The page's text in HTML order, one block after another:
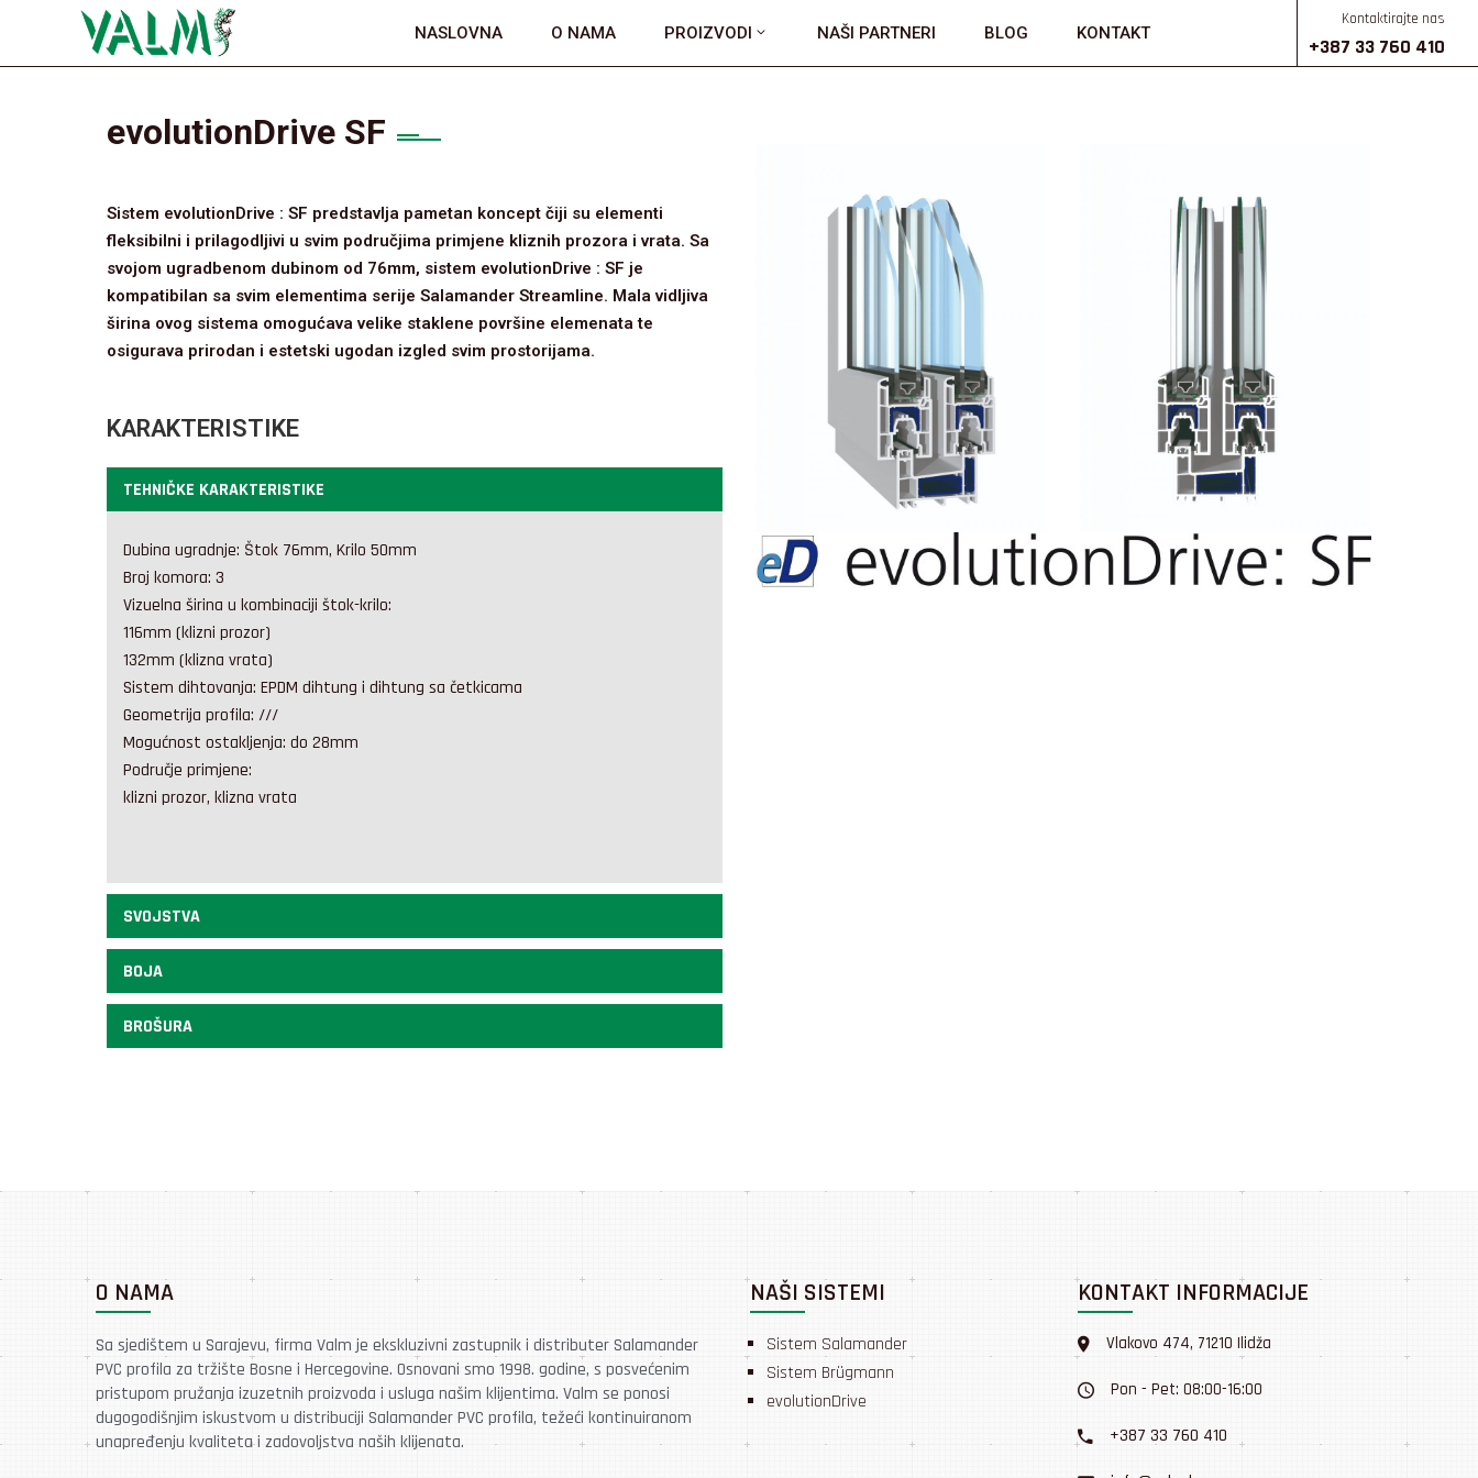
NASLOVNA O NAMA PROIZVODI NAŠI PARTNERI BLOG KONTAKT
Kontaktirajte nas
+387 33 760 410
evolutionDrive SF
Sistem evolutionDrive : SF predstavlja pametan koncept čiji su elementi
fleksibilni i prilagodljivi u svim područjima primjene kliznih prozora i vrata. Sa
svojom ugradbenom dubinom od 76mm, sistem evolutionDrive : SF je
kompatibilan sa svim elementima serije Salamander Streamline. Mala vidljiva
širina ovog sistema omogućava velike staklene površine elemenata te
osigurava prirodan i estetski ugodan izgled svim prostorijama.
KARAKTERISTIKE
TEHNIČKE KARAKTERISTIKE
Dubina ugradnje: Štok 76mm, Krilo 50mm
Broj komora: 3
Vizuelna širina u kombinaciji štok-krilo:
116mm (klizni prozor)
132mm (klizna vrata)
Sistem dihtovanja: EPDM dihtung i dihtung sa četkicama
Geometrija profila: ///
Mogućnost ostakljenja: do 28mm
Područje primjene:
klizni prozor, klizna vrata
SVOJSTVA
BOJA
BROŠURA
O NAMA
Sa sjedištem u Sarajevu, firma Valm je ekskluzivni zastupnik i distributer Salamander
PVC profila za tržište Bosne i Hercegovine. Osnovani smo 1998. godine, s posvećenim
pristupom pružanja izuzetnih proizvoda i usluga našim klijentima. Valm se ponosi
dugogodišnjim iskustvom u distribuciji Salamander PVC profila, težeći kontinuiranom
unapređenju kvaliteta i zadovoljstva naših klijenata.
NAŠI SISTEMI
Sistem Salamander
Sistem Brügmann
evolutionDrive
KONTAKT INFORMACIJE
Vlakovo 474, 71210 Ilidža
Pon - Pet: 08:00-16:00
+387 33 760 410